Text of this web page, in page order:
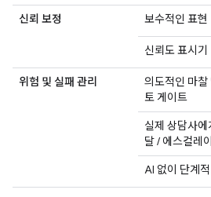
신뢰 보정 보수적인 표현
신뢰도 표시기
위험 및 실패 관리
의도적인 마찰
토 게이트
실제 상담사에
달 / 에스컬레
AI 없이 단계적